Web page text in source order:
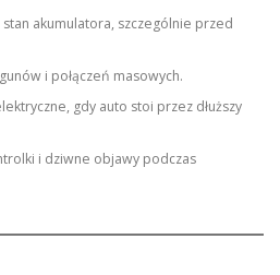
akumulatora, szczególnie przed
i połączeń masowych.
gdy auto stoi przez dłuższy
i dziwne objawy podczas